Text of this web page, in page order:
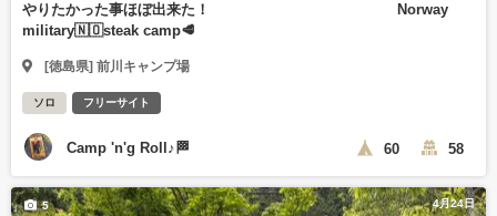
やりたかった事ほぼ出来た！ Norway
military🇳🇴steak camp🥩
[徳島県] 前川キャンプ場
ソロ フリーサイト
Camp 'n'g Roll♪🏁 60 58
4月24日
5